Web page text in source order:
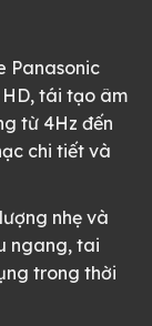
Panasonic
tái tạo âm
từ 4Hz đến
chi tiết và
nhẹ và
ngang, tai
trong thời